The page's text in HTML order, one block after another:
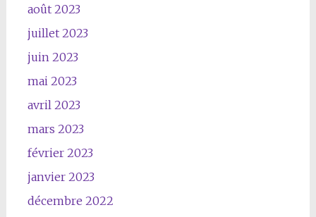
août 2023
juillet 2023
juin 2023
mai 2023
avril 2023
mars 2023
février 2023
janvier 2023
décembre 2022